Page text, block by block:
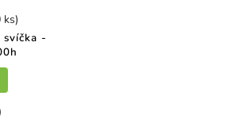
svíčka -
ks)